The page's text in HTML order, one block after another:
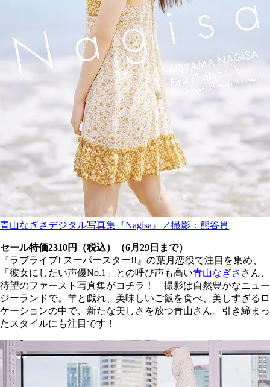
青山なぎさデジタル写真集『Nagisa』／撮影：熊谷貫
セール特価2310円（税込）（6月29日まで）
『ラブライブ! スーパースター!!』の葉月恋役で注目を集め、
「彼女にしたい声優No.1」との呼び声も高い青山なぎさ さん、
待望のファースト写真集がコチラ！ 撮影は自然豊かなニュー
ジーランドで。羊と戯れ、美味しいご飯を食べ、美しすぎるロ
ケーションの中で、新たな美しさを放つ青山さん。引き締まっ
たスタイルにも注目です！